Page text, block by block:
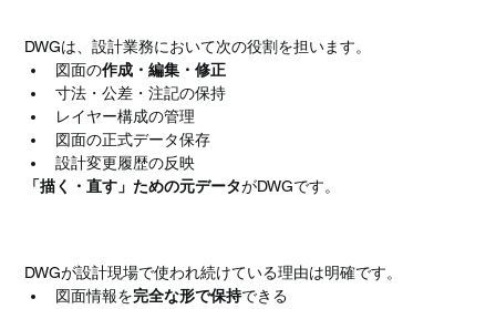
DWGは、設計業務において次の役割を担います。
図面の作成・編集・修正
寸法・公差・注記の保持
レイヤー構成の管理
図面の正式データ保存
設計変更履歴の反映
「描く・直す」ための元データがDWGです。
DWGが設計現場で使われ続けている理由は明確です。
図面情報を完全な形で保持できる